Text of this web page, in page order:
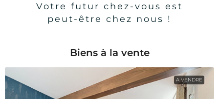
Votre futur chez-vous est
peut-être chez nous !
Biens à la vente
A VENDRE